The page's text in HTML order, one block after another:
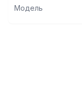
Модель